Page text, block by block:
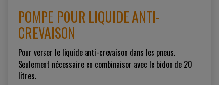
POMPE POUR LIQUIDE ANTI-
CREVAISON
Pour verser le liquide anti-crevaison dans les pneus.
Seulement nécessaire en combinaison avec le bidon de 20
litres.